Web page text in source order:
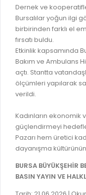
UKOME
FOTOĞRAF
BURSA GÜNLÜĞÜ
AYKOME
BURSA YAYINLARI
YÖNETİM
POLİTİKALARIMIZ
KALITE
KVKK
MEZARLIK BİLGİ
GENEL EVRAK
LOKMA DAĞITIM
WEB - MOBIL
KURUM İÇİ
E-DEVLET KAPISI
NÖBETÇİ
HAL FİYATLARI
SANAL TURLAR
Dernek ve
Bursalılar yoğun ilgi
birbirinden farklı el
fırsatı buldu.
Etkinlik kapsamında
Bakım ve Ambulans
açtı. Stantta
ölçümleri yapılarak
verildi.
Kadınların ekonomik
güçlendirmeyi
Pazarı hem üretici
dayanışma
BURSA BÜYÜKŞEHİR
BASIN YAYIN VE